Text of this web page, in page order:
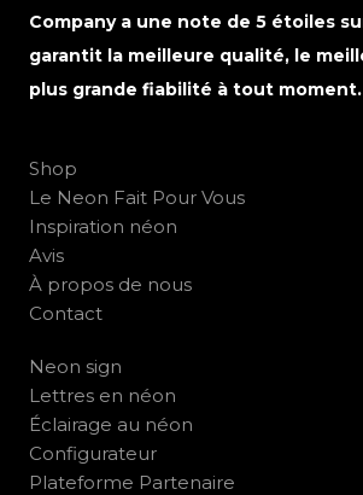
Company a une note de 5 étoiles
garantit la meilleure qualité, le
plus grande fiabilité à tout moment.
Shop
Le Neon Fait Pour Vous
Inspiration néon
Avis
À propos de nous
Contact
Neon sign
Lettres en néon
Éclairage au néon
Configurateur
Plateforme Partenaire